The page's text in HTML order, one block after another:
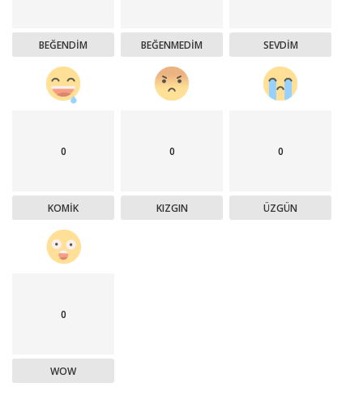
BEĞENDIM BEĞENMEDIM SEVDIM
0
KOMIK
0
KIZGIN
0
ÜZGÜN
0
WOW